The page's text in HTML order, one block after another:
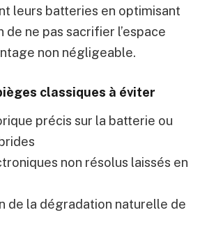
leurs batteries en optimisant
de ne pas sacrifier l’espace
non négligeable.
classiques à éviter
précis sur la batterie ou
non résolus laissés en
de la dégradation naturelle de